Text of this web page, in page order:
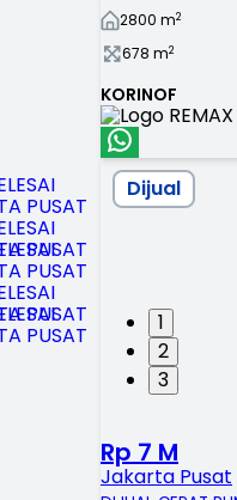
2800 m2
678 m2
KORINOF
1
2
3
Dijual
Rp 7 M
Jakarta Pusat